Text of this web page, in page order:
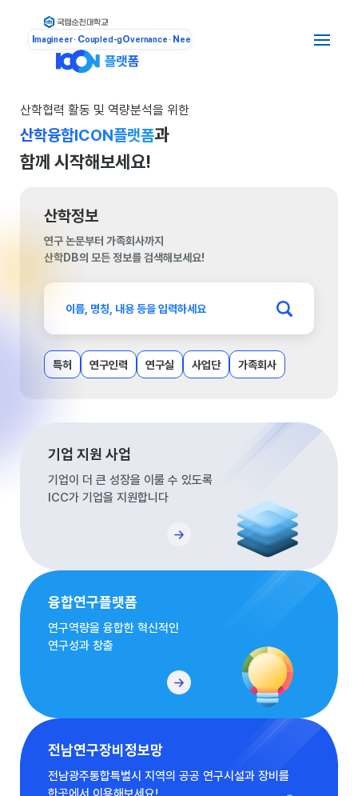
magineer · Coupled-gOvernance · N eeds
산학협력 활동 및 역량분석을 위한
산학융합ICON플랫폼과
함께 시작해보세요!
산학정보
연구 논문부터 가족회사까지
산학DB의 모든 정보를 검색해보세요!
특허 연구인력 연구실 사업단 가족회사
기업 지원 사업
기업이 더 큰 성장을 이룰 수 있도록
ICC가 기업을 지원합니다
융합연구플랫폼
연구역량을 융합한 혁신적인
연구성과 창출
전남연구장비정보망
전남광주통합특별시 지역의 공공 연구시설과 장비를